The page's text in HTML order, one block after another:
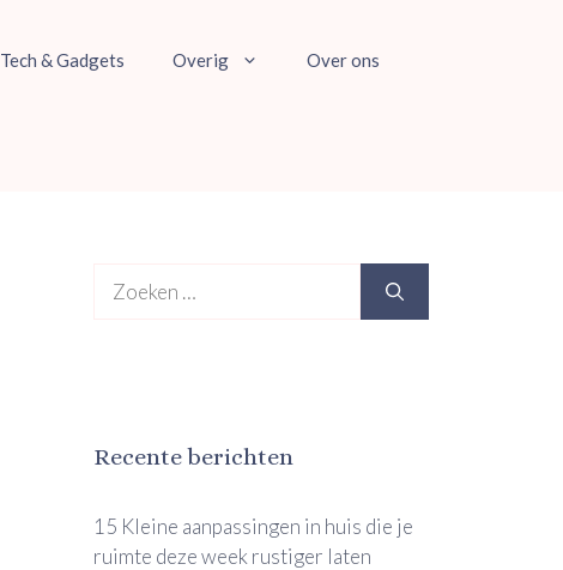
Tech & Gadgets Overig Over ons
naar:
Recente berichten
15 Kleine aanpassingen in huis die je
ruimte deze week rustiger laten